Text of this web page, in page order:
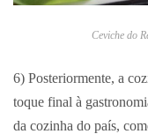
Ceviche do
6) Posteriormente, a
toque final à
da cozinha do país,